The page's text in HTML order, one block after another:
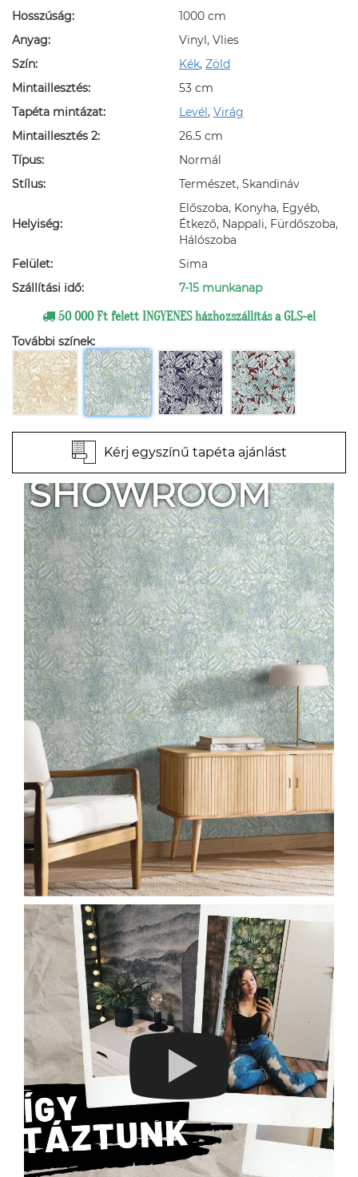
Hosszúság:
1000 cm
Anyag:
Vinyl, Vlies
Szín:
Kék, Zöld
Mintaillesztés:
53 cm
Tapéta mintázat:
Levél, Virág
Mintaillesztés 2:
26.5 cm
Típus:
Normál
Stílus:
Természet, Skandináv
Helyiség:
Előszoba, Konyha, Egyéb,
Étkező, Nappali, Fürdőszoba,
Hálószoba
Felület:
Sima
Szállítási idő:
7-15 munkanap
50 000 Ft felett INGYENES házhozszállítás a GLS-el
További színek:
Kérj egyszínű tapéta ajánlást
SHOWROOM